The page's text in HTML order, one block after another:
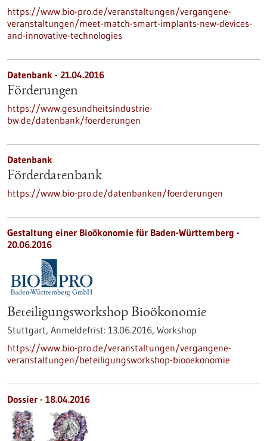
https://www.bio-pro.de/veranstaltungen/vergangene-
veranstaltungen/meet-match-smart-implants-new-devices-
and-innovative-technologies
Datenbank - 21.04.2016
Förderungen
https://www.gesundheitsindustrie-
bw.de/datenbank/foerderungen
Datenbank
Förderdatenbank
https://www.bio-pro.de/datenbanken/foerderungen
Gestaltung einer Bioökonomie für Baden-Württemberg -
20.06.2016
Beteiligungsworkshop Bioökonomie
Stuttgart, Anmeldefrist: 13.06.2016, Workshop
https://www.bio-pro.de/veranstaltungen/vergangene-
veranstaltungen/beteiligungsworkshop-biooekonomie
Dossier - 18.04.2016